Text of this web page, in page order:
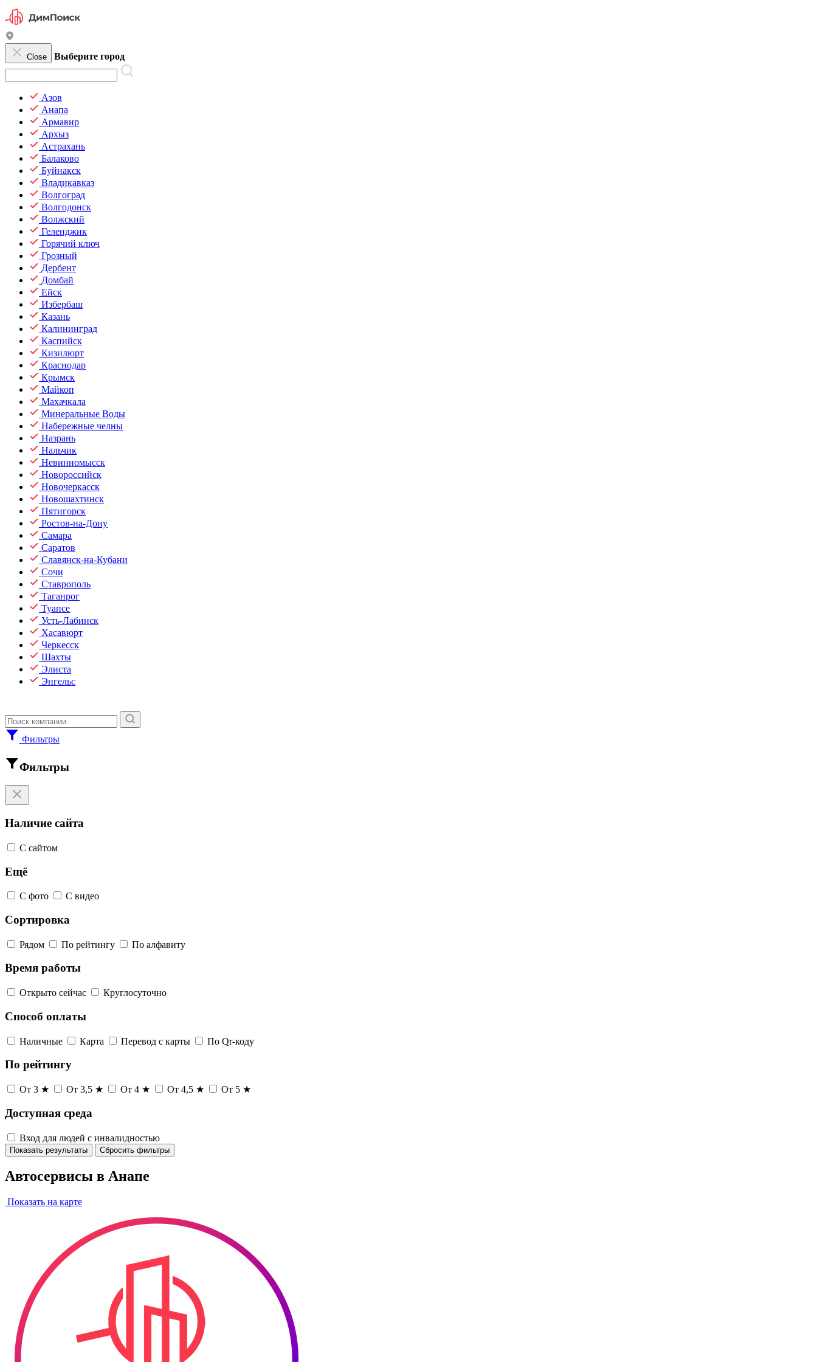
Close Выберите город
Азов
Анапа
Армавир
Архыз
Астрахань
Балаково
Буйнакск
Владикавказ
Волгоград
Волгодонск
Волжский
Геленджик
Горячий ключ
Грозный
Дербент
Домбай
Ейск
Избербаш
Казань
Калининград
Каспийск
Кизилюрт
Краснодар
Крымск
Майкоп
Махачкала
Минеральные Воды
Набережные челны
Назрань
Нальчик
Невинномысск
Новороссийск
Новочеркасск
Новошахтинск
Пятигорск
Ростов-на-Дону
Самара
Саратов
Славянск-на-Кубани
Сочи
Ставрополь
Таганрог
Туапсе
Усть-Лабинск
Хасавюрт
Черкесск
Шахты
Элиста
Энгельс
Фильтры
Фильтры
Наличие сайта
С сайтом
Ещё
С фото С видео
Сортировка
Рядом По рейтингу По алфавиту
Время работы
Открыто сейчас Круглосуточно
Способ оплаты
Наличные Карта Перевод с карты По Qr-коду
По рейтингу
От 3 ★ От 3,5 ★ От 4 ★ От 4,5 ★ От 5 ★
Доступная среда
Вход для людей с инвалидностью
Показать результаты Сбросить фильтры
Автосервисы в Анапе
Показать на карте